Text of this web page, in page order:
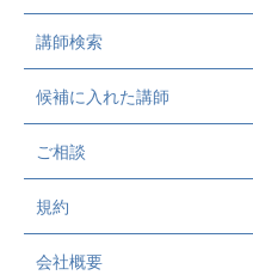
講師検索
候補に入れた講師
ご相談
規約
会社概要